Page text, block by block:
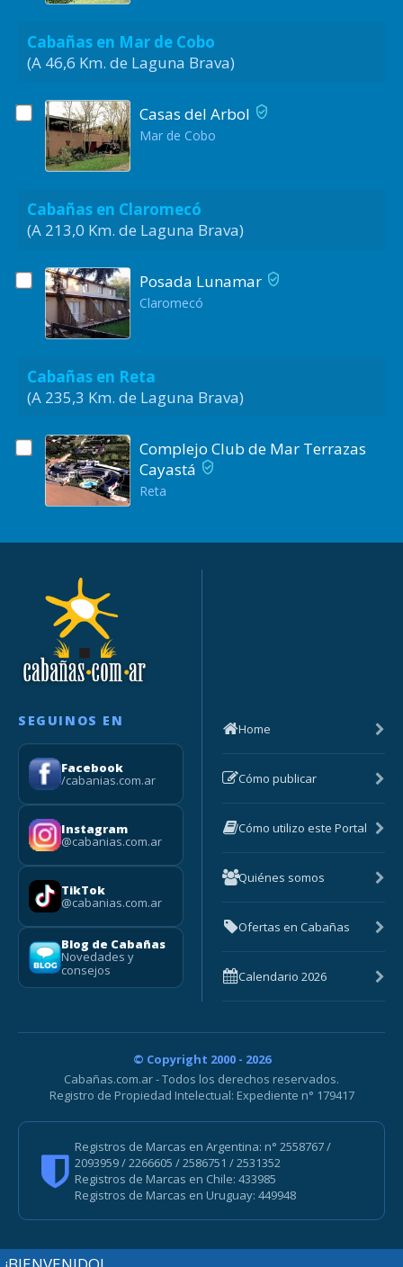
Cabañas en Mar de Cobo
(A 46,6 Km. de Laguna Brava)
Casas del Arbol
Mar de Cobo
Cabañas en Claromecó
(A 213,0 Km. de Laguna Brava)
Posada Lunamar
Claromecó
Cabañas en Reta
(A 235,3 Km. de Laguna Brava)
Complejo Club de Mar Terrazas
Cayastá
Reta
SEGUINOS EN
Facebook
/cabanias.com.ar
Instagram
@cabanias.com.ar
TikTok
@cabanias.com.ar
Blog de Cabañas
Novedades y
consejos
Home
Cómo publicar
Cómo utilizo este Portal
Quiénes somos
Ofertas en Cabañas
Calendario 2026
© Copyright 2000 - 2026
Cabañas.com.ar - Todos los derechos reservados.
Registro de Propiedad Intelectual: Expediente n° 179417
Registros de Marcas en Argentina: n° 2558767 /
2093959 / 2266605 / 2586751 / 2531352
Registros de Marcas en Chile: 433985
Registros de Marcas en Uruguay: 449948